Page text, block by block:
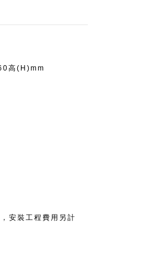
高(H)mm
安裝工程費用另計